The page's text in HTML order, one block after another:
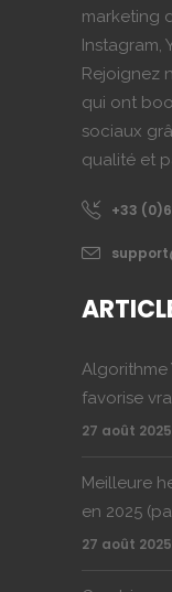
marketing
Instagram,
Rejoignez
qui ont
sociaux
qualité et
+33
Algorithme
favorise
27 août 2025
Meilleure
en 2025
27 août 2025